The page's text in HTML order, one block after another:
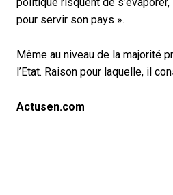
pour servir son pays ».
Même au niveau de la majorité
l’Etat. Raison pour laquelle, il
Actusen.com